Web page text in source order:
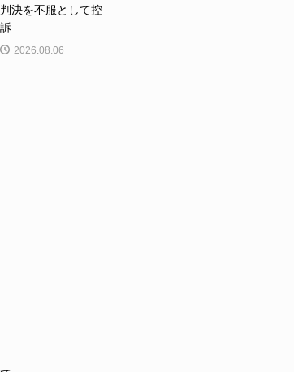
判決を不服として控
訴
2026.08.06